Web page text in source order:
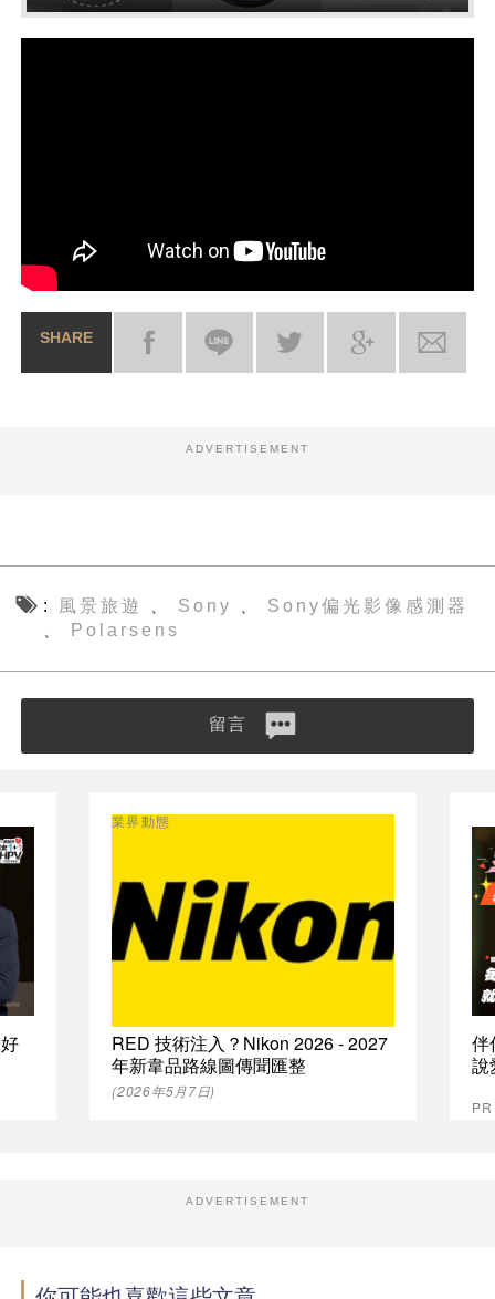
SHARE
ADVERTISEMENT
風景旅遊 Sony Sony偏光影像感測器
Polarsens
留言
RED 技術注入？Nikon 2026 - 2027
年新韋品路線圖傳聞匯整
業界動態
(2026年5月7日)
伴
說
ADVERTISEMENT